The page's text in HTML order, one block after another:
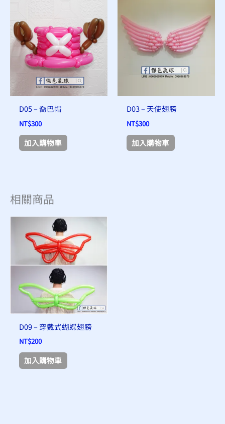
D05 – 喬巴帽
NT$300
加入購物車
D03 – 天使翅膀
NT$300
加入購物車
相關商品
D09 – 穿戴式蝴蝶翅膀
NT$200
加入購物車